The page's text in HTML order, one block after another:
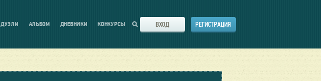
ДУЭЛИ АЛЬБОМ ДНЕВНИКИ КОНКУРСЫ ВХОД РЕГИСТРАЦИЯ